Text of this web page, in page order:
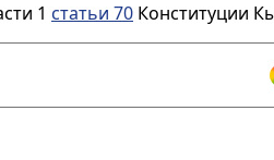
1 статьи 70 Конституции